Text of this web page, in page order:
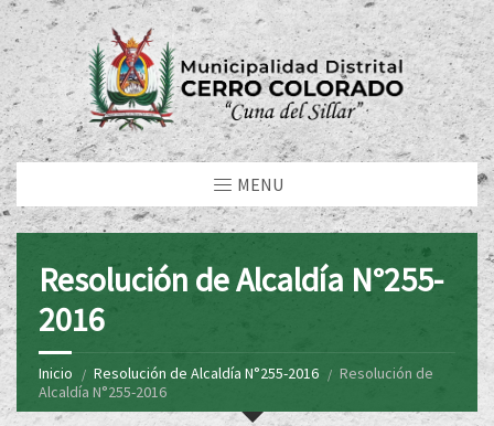
MENU
Resolución de Alcaldía N°255-
2016
Inicio Resolución de Alcaldía N°255-2016
Resolución de
Alcaldía N°255-2016